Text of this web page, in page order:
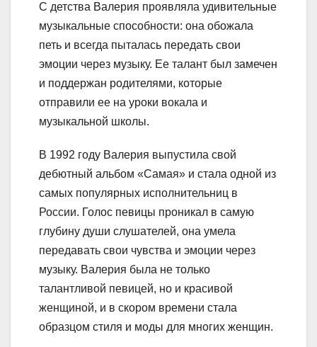
С детства Валерия проявляла удивительные
музыкальные способности: она обожала
петь и всегда пыталась передать свои
эмоции через музыку. Ее талант был замечен
и поддержан родителями, которые
отправили ее на уроки вокала и
музыкальной школы.
В 1992 году Валерия выпустила свой
дебютный альбом «Самая» и стала одной из
самых популярных исполнительниц в
России. Голос певицы проникал в самую
глубину души слушателей, она умела
передавать свои чувства и эмоции через
музыку. Валерия была не только
талантливой певицей, но и красивой
женщиной, и в скором времени стала
образцом стиля и моды для многих женщин.